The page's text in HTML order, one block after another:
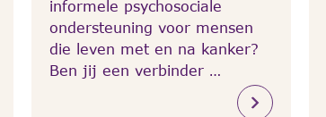
informele psychosociale
ondersteuning voor mensen
die leven met en na kanker?
Ben jij een verbinder …